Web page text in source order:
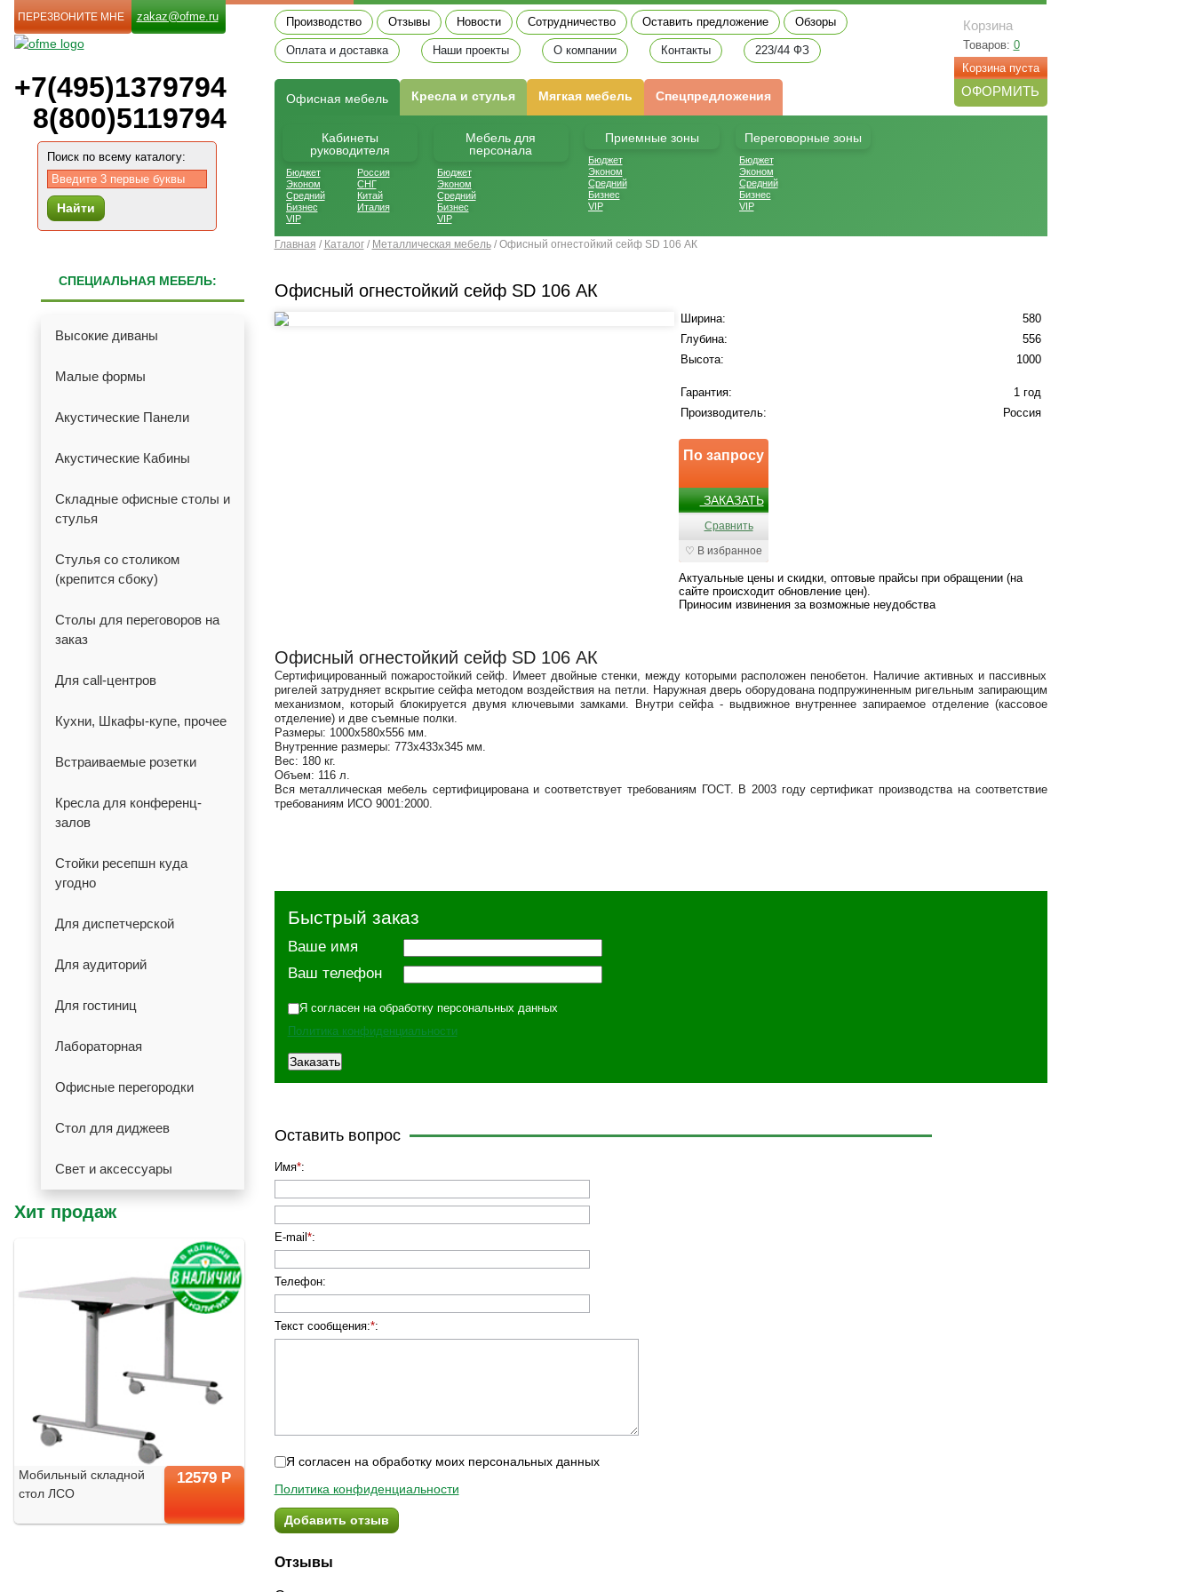
ПЕРЕЗВОНИТЕ МНЕ zakaz@ofme.ru
+7(495)1379794
8(800)5119794
Поиск по всему каталогу:
Найти
СПЕЦИАЛЬНАЯ МЕБЕЛЬ:
Высокие диваны
Малые формы
Акустические Панели
Акустические Кабины
Складные офисные столы и
стулья
Стулья со столиком
(крепится сбоку)
Столы для переговоров на
заказ
Для call-центров
Кухни, Шкафы-купе, прочее
Встраиваемые розетки
Кресла для конференц-
залов
Стойки ресепшн куда
угодно
Для диспетчерской
Для аудиторий
Для гостиниц
Лабораторная
Офисные перегородки
Стол для диджеев
Свет и аксессуары
Хит продаж
Мобильный складной
стол ЛСО
12579 Р
Производство Отзывы Новости Сотрудничество Оставить предложение Обзоры
Оплата и доставка Наши проекты О компании Контакты 223/44 ФЗ
Корзина
Товаров: 0
Корзина пуста
ОФОРМИТЬ
Офиcная мебель Кресла и стулья Мягкая мебель Спецпредложения
Кабинеты
руководителя
Бюджет
Эконом
Средний
Бизнес
VIP
Россия
СНГ
Китай
Италия
Мебель для
персонала
Бюджет
Эконом
Средний
Бизнес
VIP
Приемные зоны
Бюджет
Эконом
Средний
Бизнес
VIP
Переговорные зоны
Бюджет
Эконом
Средний
Бизнес
VIP
Главная / Каталог/ Металлическая мебель/ Офисный огнестойкий сейф SD 106 АК
Офисный огнестойкий сейф SD 106 АК
Ширина:
580
Глубина:
556
Высота:
1000
Гарантия:
1 год
Производитель:
Россия
По запросу
ЗАКАЗАТЬ
Сравнить
♡ В избранное
Актуальные цены и скидки, оптовые прайсы при обращении (на
сайте происходит обновление цен).
Приносим извинения за возможные неудобства
Офисный огнестойкий сейф SD 106 АК
Сертифицированный пожаростойкий сейф. Имеет двойные стенки, между которыми расположен пенобетон. Наличие активных и пассивных
ригелей затрудняет вскрытие сейфа методом воздействия на петли. Наружная дверь оборудована подпружиненным ригельным запирающим
механизмом, который блокируется двумя ключевыми замками. Внутри сейфа - выдвижное внутреннее запираемое отделение (кассовое
отделение) и две съемные полки.
Размеры: 1000х580х556 мм.
Внутренние размеры: 773х433х345 мм.
Вес: 180 кг.
Объем: 116 л.
Вся металлическая мебель сертифицирована и соответствует требованиям ГОСТ. В 2003 году сертификат производства на соответствие
требованиям ИСО 9001:2000.
Быстрый заказ
Ваше имя
Ваш телефон
Я согласен на обработку персональных данных
Политика конфиденциальности
Оставить вопрос
Имя*:
E-mail *:
Телефон:
Текст сообщения:*:
Я согласен на обработку моих персональных данных
Политика конфиденциальности
Добавить отзыв
Отзывы